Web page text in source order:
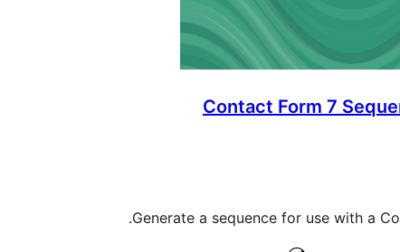
Contact Form 7
Generate a sequence for use with a